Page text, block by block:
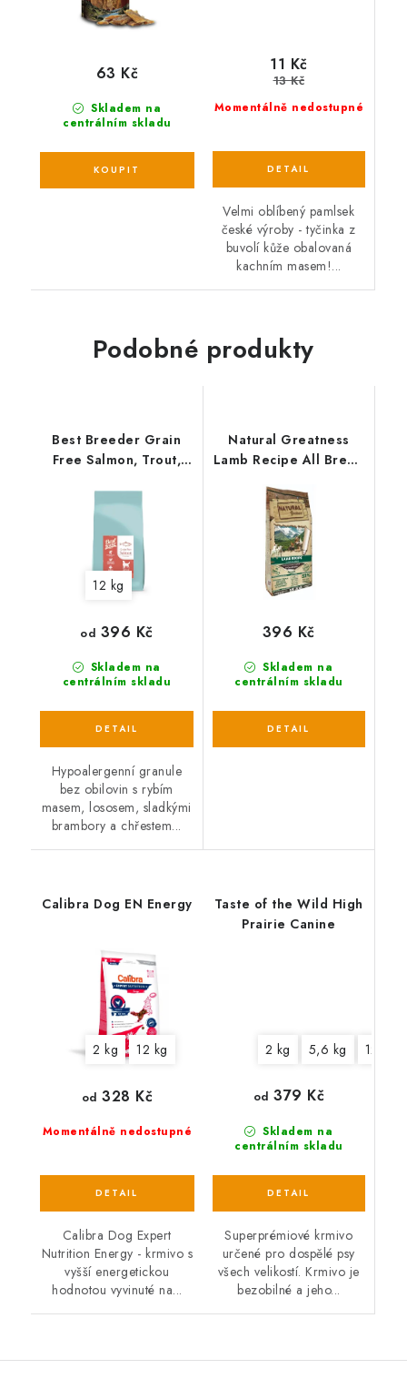
Skladem na
centrálním skladu
63 Kč
Momentálně nedostupné
11 Kč
13 Kč
Velmi oblíbený pamlsek
české výroby - tyčinka z
buvolí kůže obalovaná
kachním masem!...
Podobné produkty
Best Breeder Grain
Free Salmon, Trout,
Asparagus
12 kg
Skladem na
centrálním skladu
od 396 Kč
Hypoalergenní granule
bez obilovin s rybím
masem, lososem, sladkými
brambory a chřestem...
Natural Greatness
Lamb Recipe All Breed
Skladem na
centrálním skladu
396 Kč
Calibra Dog EN Energy
2 kg 12 kg
Momentálně nedostupné
od 328 Kč
Calibra Dog Expert
Nutrition Energy - krmivo s
vyšší energetickou
hodnotou vyvinuté na...
Taste of the Wild High
Prairie Canine
2 kg 5,6 kg 12,2 kg
Skladem na
centrálním skladu
od 379 Kč
Superprémiové krmivo
určené pro dospělé psy
všech velikostí. Krmivo je
bezobilné a jeho...